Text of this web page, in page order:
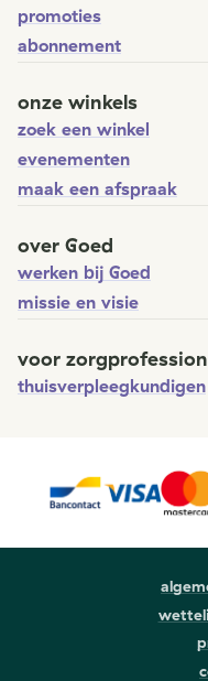
promoties
abonnement
onze winkels
zoek een winkel
evenementen
maak een afspraak
over Goed
werken bij Goed
missie en visie
voor
thuisverpleegkundigen